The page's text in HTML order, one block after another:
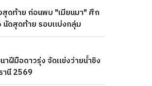
ดท้าย ก่อนพบ "เมียนมา" ศึก
นัดสุดท้าย รอบแบ่งกลุ่ม
ฝีมือดาวรุ่ง จัดแข่งว่ายน้ำชิง
นี 2569